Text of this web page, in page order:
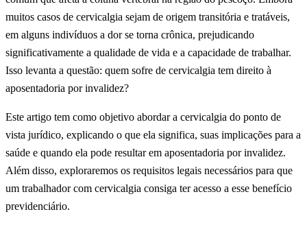
muitos casos de cervicalgia sejam de origem transitória e tratáveis,
em alguns indivíduos a dor se torna crônica, prejudicando
significativamente a qualidade de vida e a capacidade de trabalhar.
Isso levanta a questão: quem sofre de cervicalgia tem direito à
aposentadoria por invalidez?
Este artigo tem como objetivo abordar a cervicalgia do ponto de
vista jurídico, explicando o que ela significa, suas implicações para a
saúde e quando ela pode resultar em aposentadoria por invalidez.
Além disso, exploraremos os requisitos legais necessários para que
um trabalhador com cervicalgia consiga ter acesso a esse benefício
previdenciário.